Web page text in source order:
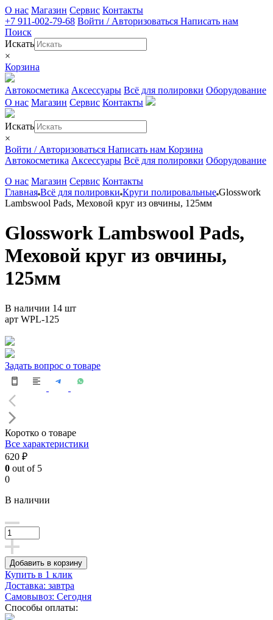
О нас Магазин Сервис Контакты
+7 911-002-79-68 Войти / Авторизоваться Написать нам
Поиск
Искать
×
Корзина
Автокосметика Аксессуары Всё для полировки Оборудование
О нас Магазин Сервис Контакты
Искать
×
Войти / Авторизоваться Написать нам Корзина
Автокосметика Аксессуары Всё для полировки Оборудование
О нас Магазин Сервис Контакты
Главная Всё для полировки Круги полировальные Glosswork
Lambswool Pads, Меховой круг из овчины, 125мм
Glosswork Lambswool Pads,
Меховой круг из овчины,
125мм
В наличии 14 шт
арт WPL-125
Задать вопрос о товаре
Коротко о товаре
Все характеристики
620 ₽
0 out of 5
0
В наличии
Добавить в корзину
Купить в 1 клик
Доставка: завтра
Самовывоз: Сегодня
Способы оплаты: